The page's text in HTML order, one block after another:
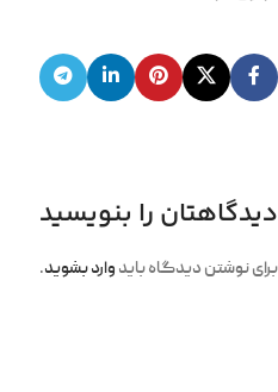
دیدگاهتان را بنویسید
برای نوشتن دیدگاه باید وارد بشوید.